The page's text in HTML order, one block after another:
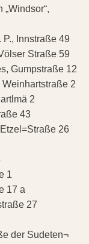
Innstraße 49
Straße 59
Gumpstraße 12
2
2
43
26
1
17 a
27
der Sudeten¬